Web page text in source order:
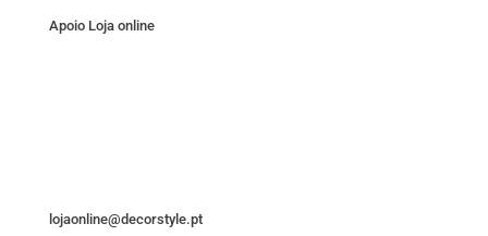
Apoio Loja online
lojaonline@decorstyle.pt